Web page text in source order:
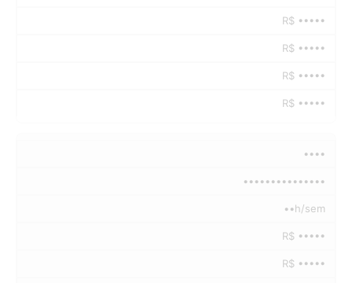
R$ •••••
R$ •••••
R$ •••••
R$ •••••
••••
•••••••••••••••
••h/sem
R$ •••••
R$ •••••